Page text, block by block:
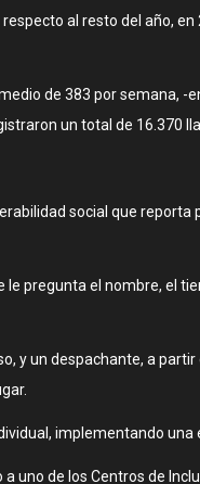
al resto del año,
de 383 por semana,
un total de 16.370
social que
pregunta el nombre, el
y un despachante, a
implementando
uno de los Centros de